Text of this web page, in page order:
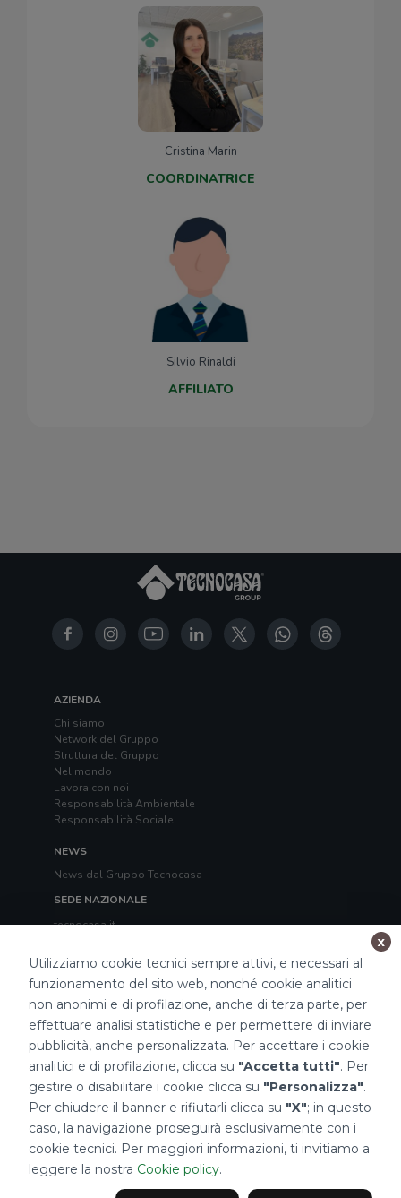
Cristina Marin
COORDINATRICE
Silvio Rinaldi
AFFILIATO
AZIENDA
Chi siamo
Network del Gruppo
Struttura del Gruppo
Nel mondo
Lavora con noi
Responsabilità Ambientale
Responsabilità Sociale
NEWS
News dal Gruppo Tecnocasa
SEDE NAZIONALE
tecnocasa.it
kiron.it
TECNOCASA NEL MONDO
Italia, Spagna,Ungheria,Messico ,Polonia ,Francia,
Tunisia, Thailandia,Repubblica di San Marino
Impostazioni Cookies
Utilizziamo cookie tecnici sempre attivi, e necessari al
funzionamento del sito web, nonché cookie analitici
non anonimi e di profilazione, anche di terza parte, per
effettuare analisi statistiche e per permettere di inviare
pubblicità, anche personalizzata. Per accettare i cookie
analitici e di profilazione, clicca su "Accetta tutti". Per
gestire o disabilitare i cookie clicca su "Personalizza".
Per chiudere il banner e rifiutarli clicca su "X"; in questo
caso, la navigazione proseguirà esclusivamente con i
cookie tecnici. Per maggiori informazioni, ti invitiamo a
leggere la nostra Cookie policy.
x